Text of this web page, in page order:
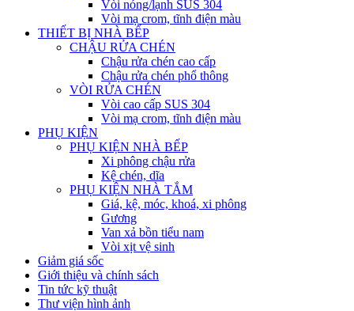
Vòi nóng/lạnh SUS 304
Vòi mạ crom, tĩnh điện màu
THIẾT BỊ NHÀ BẾP
CHẬU RỬA CHÉN
Chậu rửa chén cao cấp
Chậu rửa chén phổ thông
VÒI RỬA CHÉN
Vòi cao cấp SUS 304
Vòi mạ crom, tĩnh điện màu
PHỤ KIỆN
PHỤ KIỆN NHÀ BẾP
Xi phông chậu rửa
Kệ chén, dĩa
PHỤ KIỆN NHÀ TẮM
Giá, kệ, móc, khoá, xi phông
Gương
Van xả bồn tiểu nam
Vòi xịt vệ sinh
Giảm giá sốc
Giới thiệu và chính sách
Tin tức kỹ thuật
Thư viện hình ảnh